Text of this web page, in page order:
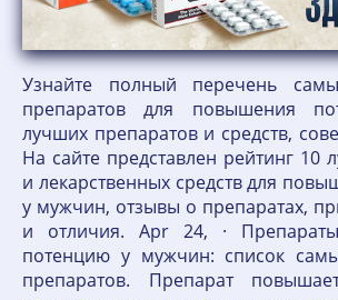
Узнайте полный перечень
препаратов для повышения
лучших препаратов и средств,
На сайте представлен рейтинг 10
и лекарственных средств для
у мужчин, отзывы о препаратах,
и отличия. Apr 24, ·
потенцию у мужчин: список
препаратов. Препарат